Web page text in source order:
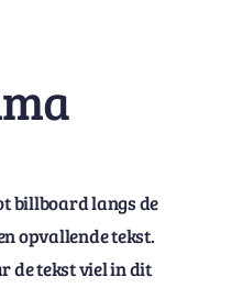
billboard langs de
opvallende tekst.
de tekst viel in dit